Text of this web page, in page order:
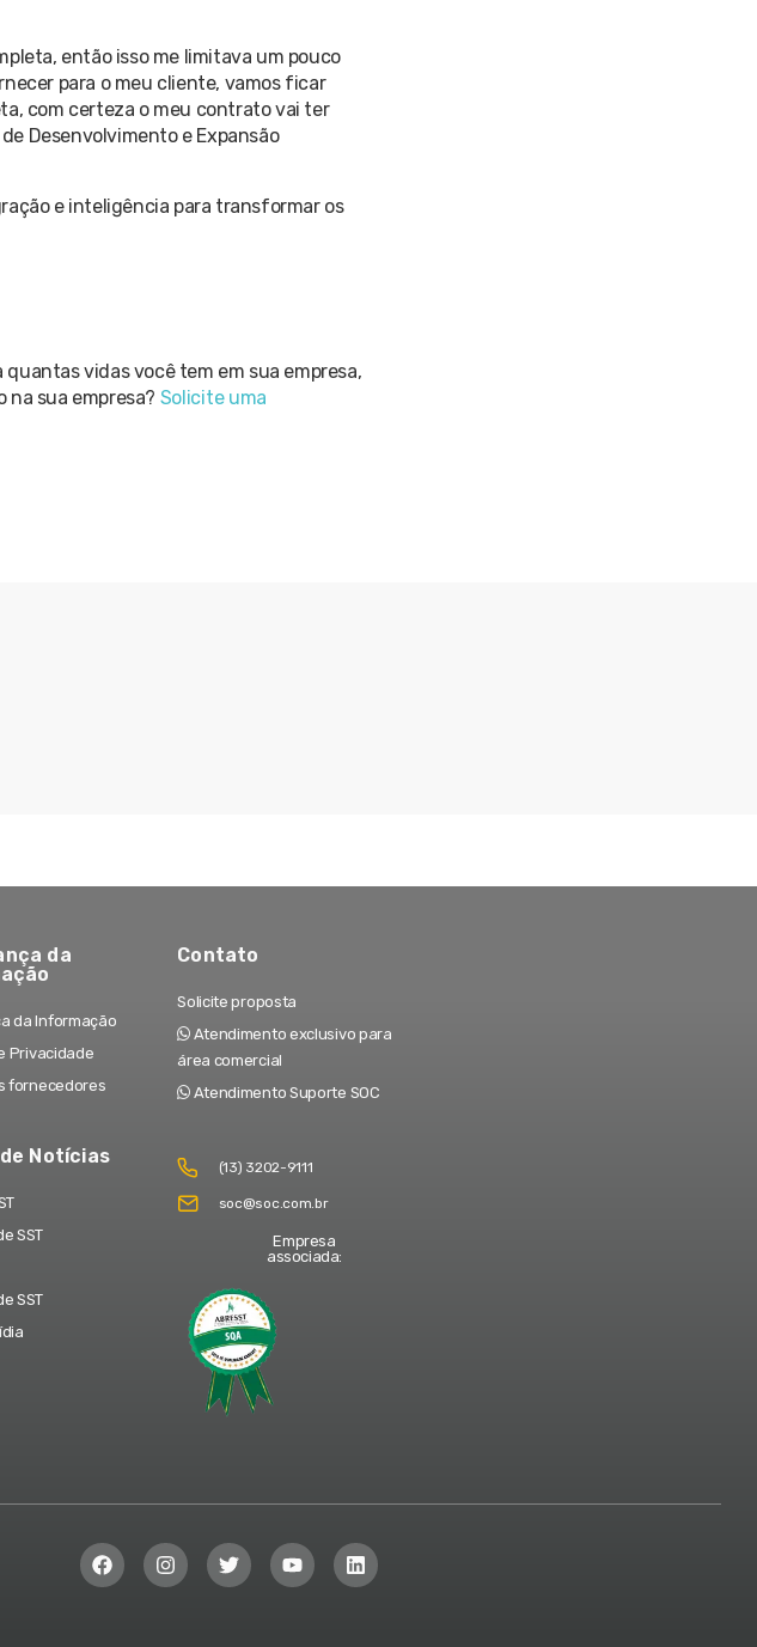
então isso me limitava um pouco
para o meu cliente, vamos ficar
com certeza o meu contrato vai ter
Desenvolvimento e Expansão
e inteligência para transformar os
quantas vidas você tem em sua empresa,
na sua empresa? Solicite uma
da
da Informação
Privacidade
fornecedores
Notícias
SST
SST
Contato
Solicite proposta
Atendimento exclusivo para
área comercial
Atendimento Suporte SOC
(13) 3202-9111
soc@soc.com.br
Empresa
associada: